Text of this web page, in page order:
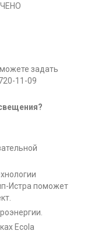
задать
11-09
Истра поможет
Ecola